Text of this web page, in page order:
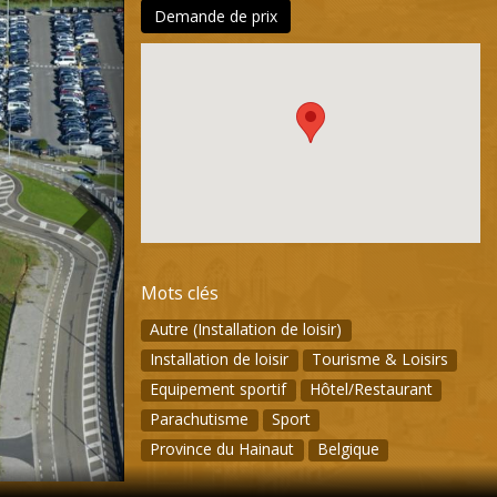
Demande de prix
Mots clés
Autre (Installation de loisir)
Installation de loisir
Tourisme & Loisirs
Equipement sportif
Hôtel/Restaurant
Parachutisme
Sport
Province du Hainaut
Belgique